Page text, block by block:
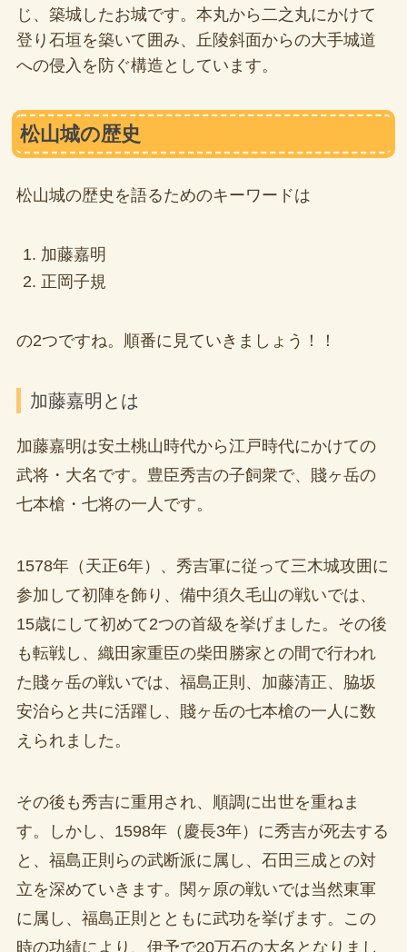
じ、築城したお城です。本丸から二之丸にかけて
登り石垣を築いて囲み、丘陵斜面からの大手城道
への侵入を防ぐ構造としています。
松山城の歴史
松山城の歴史を語るためのキーワードは
加藤嘉明
正岡子規
の2つですね。順番に見ていきましょう！！
加藤嘉明とは
加藤嘉明は安土桃山時代から江戸時代にかけての
武将・大名です。豊臣秀吉の子飼衆で、賤ヶ岳の
七本槍・七将の一人です。
1578年（天正6年）、秀吉軍に従って三木城攻囲に
参加して初陣を飾り、備中須久毛山の戦いでは、
15歳にして初めて2つの首級を挙げました。その後
も転戦し、織田家重臣の柴田勝家との間で行われ
た賤ヶ岳の戦いでは、福島正則、加藤清正、脇坂
安治らと共に活躍し、賤ヶ岳の七本槍の一人に数
えられました。
その後も秀吉に重用され、順調に出世を重ねま
す。しかし、1598年（慶長3年）に秀吉が死去する
と、福島正則らの武断派に属し、石田三成との対
立を深めていきます。関ヶ原の戦いでは当然東軍
に属し、福島正則とともに武功を挙げます。この
時の功績により、伊予で20万石の大名となりまし